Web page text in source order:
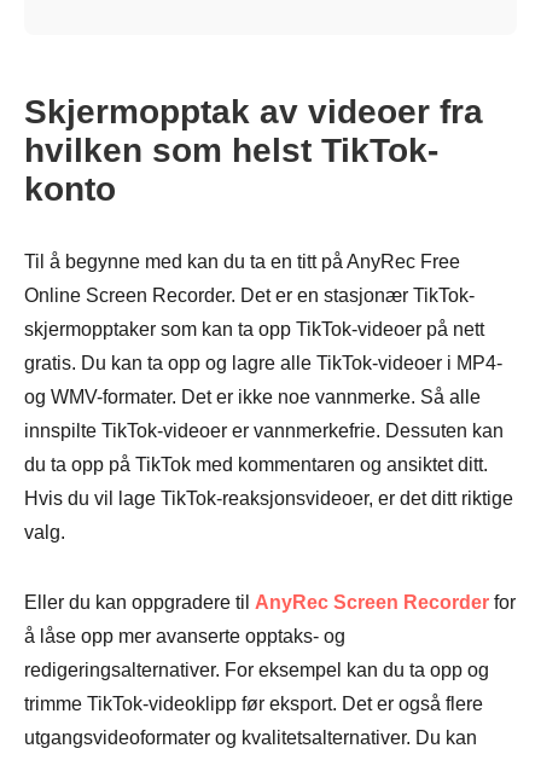
Skjermopptak av videoer fra
hvilken som helst TikTok-
konto
Til å begynne med kan du ta en titt på AnyRec Free
Online Screen Recorder. Det er en stasjonær TikTok-
skjermopptaker som kan ta opp TikTok-videoer på nett
gratis. Du kan ta opp og lagre alle TikTok-videoer i MP4-
og WMV-formater. Det er ikke noe vannmerke. Så alle
innspilte TikTok-videoer er vannmerkefrie. Dessuten kan
du ta opp på TikTok med kommentaren og ansiktet ditt.
Hvis du vil lage TikTok-reaksjonsvideoer, er det ditt riktige
valg.
Eller du kan oppgradere til AnyRec Screen Recorder for
å låse opp mer avanserte opptaks- og
redigeringsalternativer. For eksempel kan du ta opp og
trimme TikTok-videoklipp før eksport. Det er også flere
utgangsvideoformater og kvalitetsalternativer. Du kan